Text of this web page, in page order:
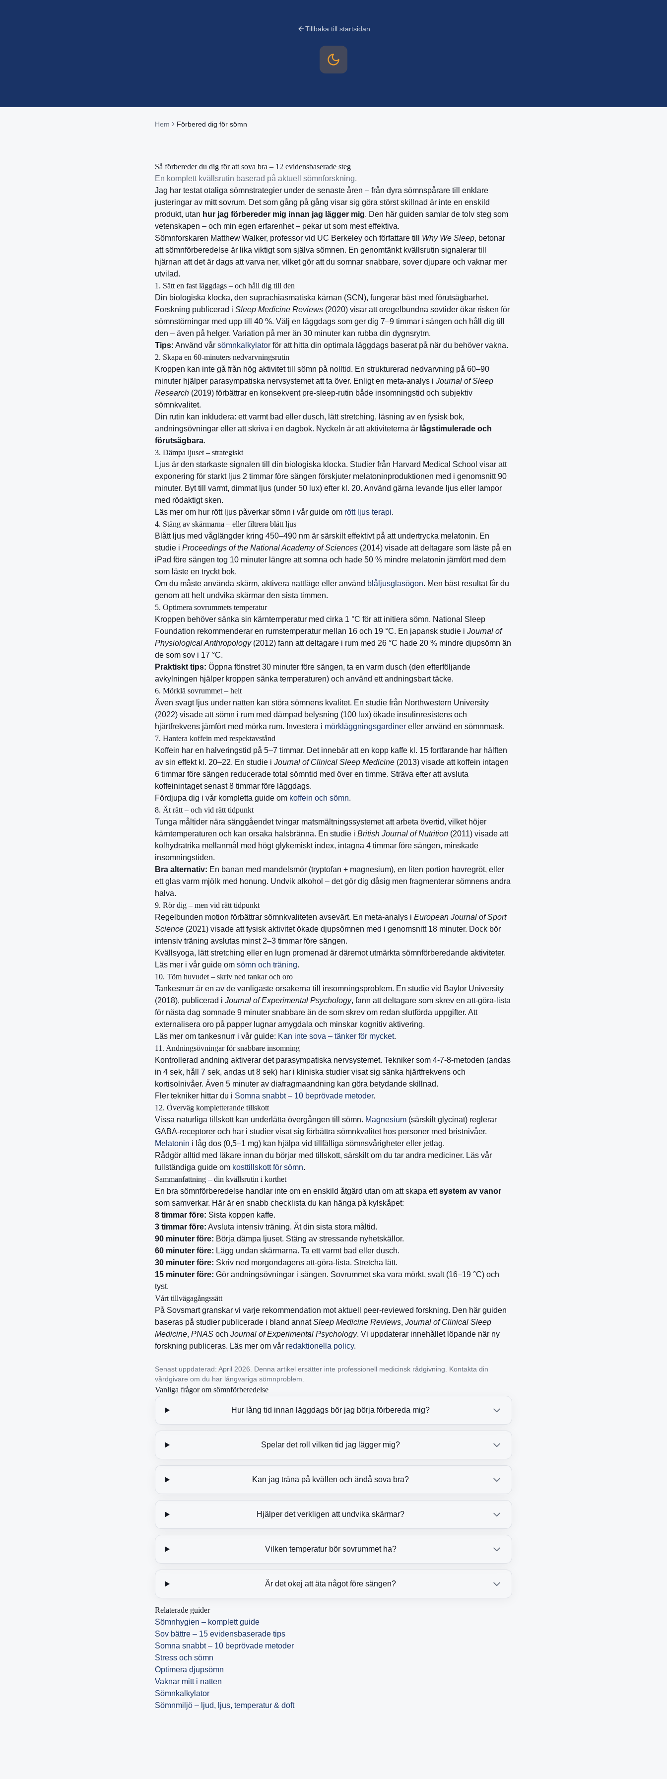
Tillbaka till startsidan
Hem Förbered dig för sömn
Så förbereder du dig för att sova bra – 12 evidensbaserade steg
En komplett kvällsrutin baserad på aktuell sömnforskning.
Jag har testat otaliga sömnstrategier under de senaste åren – från dyra sömnspårare till enklare
justeringar av mitt sovrum. Det som gång på gång visar sig göra störst skillnad är inte en enskild
produkt, utan hur jag förbereder mig innan jag lägger mig. Den här guiden samlar de tolv steg som
vetenskapen – och min egen erfarenhet – pekar ut som mest effektiva.
Sömnforskaren Matthew Walker, professor vid UC Berkeley och författare till Why We Sleep, betonar
att sömnförberedelse är lika viktigt som själva sömnen. En genomtänkt kvällsrutin signalerar till
hjärnan att det är dags att varva ner, vilket gör att du somnar snabbare, sover djupare och vaknar mer
utvilad.
1. Sätt en fast läggdags – och håll dig till den
Din biologiska klocka, den suprachiasmatiska kärnan (SCN), fungerar bäst med förutsägbarhet.
Forskning publicerad i Sleep Medicine Reviews (2020) visar att oregelbundna sovtider ökar risken för
sömnstörningar med upp till 40 %. Välj en läggdags som ger dig 7–9 timmar i sängen och håll dig till
den – även på helger. Variation på mer än 30 minuter kan rubba din dygnsrytm.
Tips: Använd vår sömnkalkylator för att hitta din optimala läggdags baserat på när du behöver vakna.
2. Skapa en 60-minuters nedvarvningsrutin
Kroppen kan inte gå från hög aktivitet till sömn på nolltid. En strukturerad nedvarvning på 60–90
minuter hjälper parasympatiska nervsystemet att ta över. Enligt en meta-analys i Journal of Sleep
Research (2019) förbättrar en konsekvent pre-sleep-rutin både insomningstid och subjektiv
sömnkvalitet.
Din rutin kan inkludera: ett varmt bad eller dusch, lätt stretching, läsning av en fysisk bok,
andningsövningar eller att skriva i en dagbok. Nyckeln är att aktiviteterna är lågstimulerade och
förutsägbara.
3. Dämpa ljuset – strategiskt
Ljus är den starkaste signalen till din biologiska klocka. Studier från Harvard Medical School visar att
exponering för starkt ljus 2 timmar före sängen förskjuter melatoninproduktionen med i genomsnitt 90
minuter. Byt till varmt, dimmat ljus (under 50 lux) efter kl. 20. Använd gärna levande ljus eller lampor
med rödaktigt sken.
Läs mer om hur rött ljus påverkar sömn i vår guide om rött ljus terapi.
4. Stäng av skärmarna – eller filtrera blått ljus
Blått ljus med våglängder kring 450–490 nm är särskilt effektivt på att undertrycka melatonin. En
studie i Proceedings of the National Academy of Sciences (2014) visade att deltagare som läste på en
iPad före sängen tog 10 minuter längre att somna och hade 50 % mindre melatonin jämfört med dem
som läste en tryckt bok.
Om du måste använda skärm, aktivera nattläge eller använd blåljusglasögon. Men bäst resultat får du
genom att helt undvika skärmar den sista timmen.
5. Optimera sovrummets temperatur
Kroppen behöver sänka sin kärntemperatur med cirka 1 °C för att initiera sömn. National Sleep
Foundation rekommenderar en rumstemperatur mellan 16 och 19 °C. En japansk studie i Journal of
Physiological Anthropology(2012) fann att deltagare i rum med 26 °C hade 20 % mindre djupsömn än
de som sov i 17 °C.
Praktiskt tips: Öppna fönstret 30 minuter före sängen, ta en varm dusch (den efterföljande
avkylningen hjälper kroppen sänka temperaturen) och använd ett andningsbart täcke.
6. Mörklä sovrummet – helt
Även svagt ljus under natten kan störa sömnens kvalitet. En studie från Northwestern University
(2022) visade att sömn i rum med dämpad belysning (100 lux) ökade insulinresistens och
hjärtfrekvens jämfört med mörka rum. Investera i mörkläggningsgardiner eller använd en sömnmask.
7. Hantera koffein med respektavstånd
Koffein har en halveringstid på 5–7 timmar. Det innebär att en kopp kaffe kl. 15 fortfarande har hälften
av sin effekt kl. 20–22. En studie i Journal of Clinical Sleep Medicine (2013) visade att koffein intagen
6 timmar före sängen reducerade total sömntid med över en timme. Sträva efter att avsluta
koffeinintaget senast 8 timmar före läggdags.
Fördjupa dig i vår kompletta guide om koffein och sömn.
8. Ät rätt – och vid rätt tidpunkt
Tunga måltider nära sänggåendet tvingar matsmältningssystemet att arbeta övertid, vilket höjer
kärntemperaturen och kan orsaka halsbränna. En studie i British Journal of Nutrition (2011) visade att
kolhydratrika mellanmål med högt glykemiskt index, intagna 4 timmar före sängen, minskade
insomningstiden.
Bra alternativ: En banan med mandelsmör (tryptofan + magnesium), en liten portion havregröt, eller
ett glas varm mjölk med honung. Undvik alkohol – det gör dig dåsig men fragmenterar sömnens andra
halva.
9. Rör dig – men vid rätt tidpunkt
Regelbunden motion förbättrar sömnkvaliteten avsevärt. En meta-analys i European Journal of Sport
Science (2021) visade att fysisk aktivitet ökade djupsömnen med i genomsnitt 18 minuter. Dock bör
intensiv träning avslutas minst 2–3 timmar före sängen.
Kvällsyoga, lätt stretching eller en lugn promenad är däremot utmärkta sömnförberedande aktiviteter.
Läs mer i vår guide om sömn och träning.
10. Töm huvudet – skriv ned tankar och oro
Tankesnurr är en av de vanligaste orsakerna till insomningsproblem. En studie vid Baylor University
(2018), publicerad i Journal of Experimental Psychology, fann att deltagare som skrev en att-göra-lista
för nästa dag somnade 9 minuter snabbare än de som skrev om redan slutförda uppgifter. Att
externalisera oro på papper lugnar amygdala och minskar kognitiv aktivering.
Läs mer om tankesnurr i vår guide: Kan inte sova – tänker för mycket.
11. Andningsövningar för snabbare insomning
Kontrollerad andning aktiverar det parasympatiska nervsystemet. Tekniker som 4-7-8-metoden (andas
in 4 sek, håll 7 sek, andas ut 8 sek) har i kliniska studier visat sig sänka hjärtfrekvens och
kortisolnivåer. Även 5 minuter av diafragmaandning kan göra betydande skillnad.
Fler tekniker hittar du i Somna snabbt – 10 beprövade metoder.
12. Överväg kompletterande tillskott
Vissa naturliga tillskott kan underlätta övergången till sömn. Magnesium (särskilt glycinat) reglerar
GABA-receptorer och har i studier visat sig förbättra sömnkvalitet hos personer med bristnivåer.
Melatonin i låg dos (0,5–1 mg) kan hjälpa vid tillfälliga sömnsvårigheter eller jetlag.
Rådgör alltid med läkare innan du börjar med tillskott, särskilt om du tar andra mediciner. Läs vår
fullständiga guide om kosttillskott för sömn.
Sammanfattning – din kvällsrutin i korthet
En bra sömnförberedelse handlar inte om en enskild åtgärd utan om att skapa ettsystem av vanor
som samverkar. Här är en snabb checklista du kan hänga på kylskåpet:
8 timmar före: Sista koppen kaffe.
3 timmar före: Avsluta intensiv träning. Ät din sista stora måltid.
90 minuter före: Börja dämpa ljuset. Stäng av stressande nyhetskällor.
60 minuter före: Lägg undan skärmarna. Ta ett varmt bad eller dusch.
30 minuter före: Skriv ned morgondagens att-göra-lista. Stretcha lätt.
15 minuter före: Gör andningsövningar i sängen. Sovrummet ska vara mörkt, svalt (16–19 °C) och
tyst.
Vårt tillvägagångssätt
På Sovsmart granskar vi varje rekommendation mot aktuell peer-reviewed forskning. Den här guiden
baseras på studier publicerade i bland annatSleep Medicine Reviews, Journal of Clinical Sleep
Medicine, PNAS och Journal of Experimental Psychology. Vi uppdaterar innehållet löpande när ny
forskning publiceras. Läs mer om vår redaktionella policy.
Senast uppdaterad: April 2026. Denna artikel ersätter inte professionell medicinsk rådgivning. Kontakta din
vårdgivare om du har långvariga sömnproblem.
Vanliga frågor om sömnförberedelse
Hur lång tid innan läggdags bör jag börja förbereda mig?
Spelar det roll vilken tid jag lägger mig?
Kan jag träna på kvällen och ändå sova bra?
Hjälper det verkligen att undvika skärmar?
Vilken temperatur bör sovrummet ha?
Är det okej att äta något före sängen?
Relaterade guider
Sömnhygien – komplett guide
Sov bättre – 15 evidensbaserade tips
Somna snabbt – 10 beprövade metoder
Stress och sömn
Optimera djupsömn
Vaknar mitt i natten
Sömnkalkylator
Sömnmiljö – ljud, ljus, temperatur & doft